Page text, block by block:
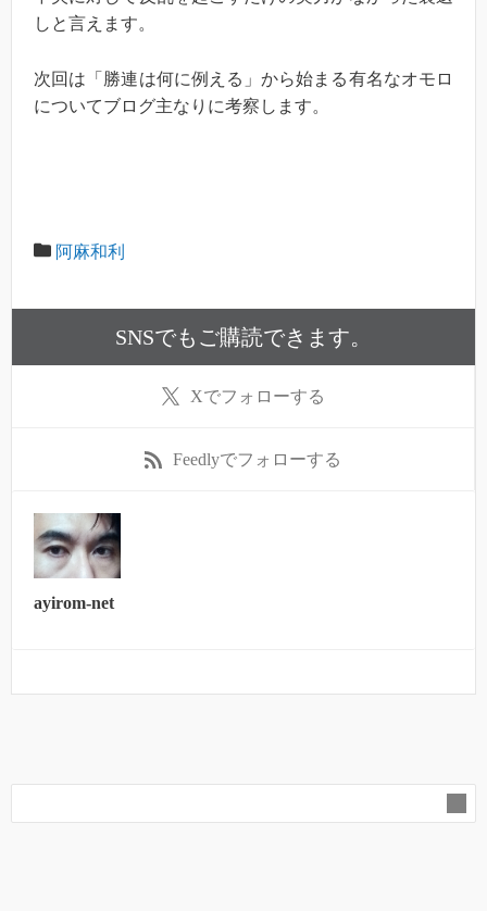
しと言えます。
次回は「勝連は何に例える」から始まる有名なオモロ
についてブログ主なりに考察します。
阿麻和利
SNSでもご購読できます。
Xでフォローする
Feedlyでフォローする
ayirom-net